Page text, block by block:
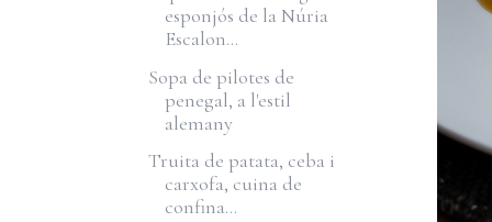
esponjós de la Núria
Escalon...
Sopa de pilotes de
penegal, a l'estil
alemany
Truita de patata, ceba i
carxofa, cuina de
confina...